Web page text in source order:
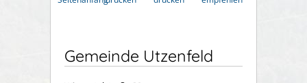
Gemeinde Utzenfeld